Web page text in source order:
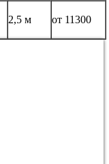
2,5 м от 11300